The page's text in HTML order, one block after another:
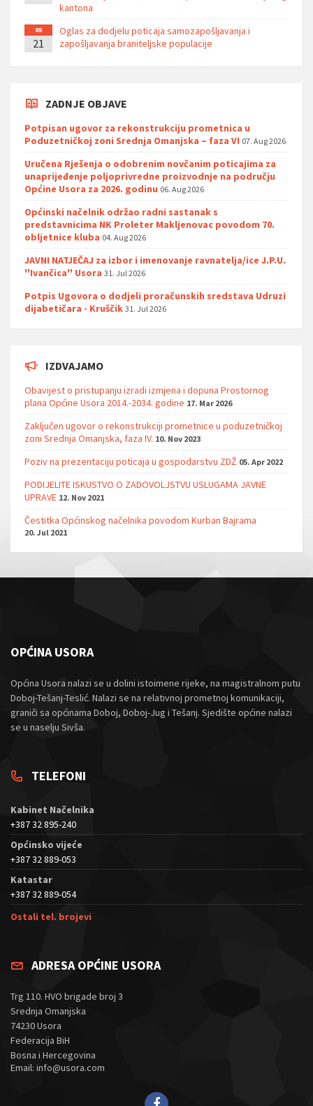
kantona
05
21
Oglas za dodjelu poticaja samozapošljavanja i
zapošljavanja braniteljske populacije
ZADNJE OBJAVE
Potpisan ugovor za rekonstrukciju prometnica u
Poduzetničkoj zoni Srednja Omanjska – faza VI 07. Aug 2026
Uručena Rješenja o odobrenim novčanim poticajima za
unaprijeđenje poljoprivredne proizvodnje na području
Općine Usora za 2026. godinu 06. Aug 2026
Općinski načelnik održao radni sastanak s
predstavnicima NK Proleter Makljenovac povodom 70.
obljetnice kluba 04. Aug 2026
JAVNI NATJEČAJ za izbor i imenovanje ravnatelja/ice J.P.U.
''Ivančica'' Usora 31. Jul 2026
Potpis Ugovora o dodjeli proračunskih sredstava Udruzi
dijabetičara - Kruščik 31. Jul 2026
IZDVAJAMO
Obavijest o pristupanju izradi izmjena i dopuna Prostornog
plana Općine Usora 2014.-2034. godine 17. Mar 2026
Zaključen ugovor o rekonstrukciji prometnice u poduzetničkoj
zoni Srednja Omanjska, faza IV. 10. Nov 2023
Poziv na prezentaciju poticaja u gospodarstvu ZDŽ 05. Apr 2022
PODIJELITE ISKUSTVO O ZADOVOLJSTVU USLUGAMA JAVNE
UPRAVE 12. Nov 2021
Čestitka Općinskog načelnika povodom Kurban Bajrama
20. Jul 2021
OPĆINA USORA
Općina Usora nalazi se u dolini istoimene rijeke, na magistralnom putu
Doboj-Tešanj-Teslić. Nalazi se na relativnoj prometnoj komunikaciji,
graniči sa općinama Doboj, Doboj-Jug i Tešanj. Sjedište općine nalazi
se u naselju Sivša.
TELEFONI
Kabinet Načelnika
+387 32 895-240
Općinsko vijeće
+387 32 889-053
Katastar
+387 32 889-054
Ostali tel. brojevi
ADRESA OPĆINE USORA
Trg 110. HVO brigade broj 3
Srednja Omanjska
74230 Usora
Federacija BiH
Bosna i Hercegovina
Email: info@usora.com